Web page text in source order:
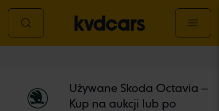
Używane Skoda Octavia –
Kup na aukcji lub po